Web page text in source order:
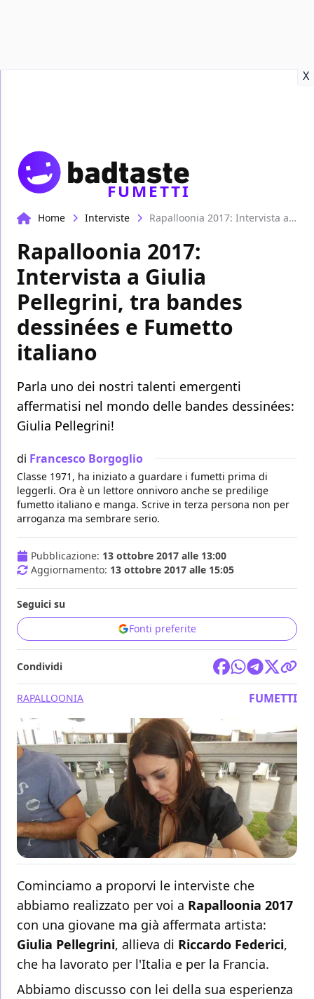
X
FUMETTI
Home Interviste Rapalloonia 2017: Intervista a Giulia Pellegrini, tra bandes dessinées e Fumetto italiano
Rapalloonia 2017:
Intervista a Giulia
Pellegrini, tra bandes
dessinées e Fumetto
italiano
Parla uno dei nostri talenti emergenti
affermatisi nel mondo delle bandes dessinées:
Giulia Pellegrini!
di Francesco Borgoglio
Classe 1971, ha iniziato a guardare i fumetti prima di
leggerli. Ora è un lettore onnivoro anche se predilige
fumetto italiano e manga. Scrive in terza persona non per
arroganza ma sembrare serio.
Pubblicazione: 13 ottobre 2017 alle 13:00
Aggiornamento: 13 ottobre 2017 alle 15:05
Seguici su
Fonti preferite
Condividi
RAPALLOONIA FUMETTI
Cominciamo a proporvi le interviste che
abbiamo realizzato per voi a Rapalloonia 2017
con una giovane ma già affermata artista:
Giulia Pellegrini, allieva di Riccardo Federici,
che ha lavorato per l'Italia e per la Francia.
Abbiamo discusso con lei della sua esperienza